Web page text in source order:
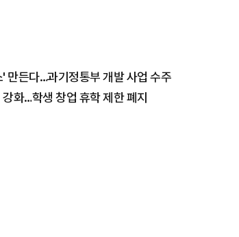
만든다…과기정통부 개발 사업 수주
화…학생 창업 휴학 제한 폐지